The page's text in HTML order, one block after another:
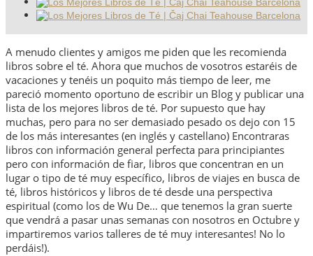
A menudo clientes y amigos me piden que les recomienda
libros sobre el té. Ahora que muchos de vosotros estaréis de
vacaciones y tenéis un poquito más tiempo de leer, me
pareció momento oportuno de escribir un Blog y publicar una
lista de los mejores libros de té. Por supuesto que hay
muchas, pero para no ser demasiado pesado os dejo con 15
de los más interesantes (en inglés y castellano) Encontraras
libros con información general perfecta para principiantes
pero con información de fiar, libros que concentran en un
lugar o tipo de té muy específico, libros de viajes en busca de
té, libros históricos y libros de té desde una perspectiva
espiritual (como los de Wu De… que tenemos la gran suerte
que vendrá a pasar unas semanas con nosotros en Octubre y
impartiremos varios talleres de té muy interesantes! No lo
perdáis!).